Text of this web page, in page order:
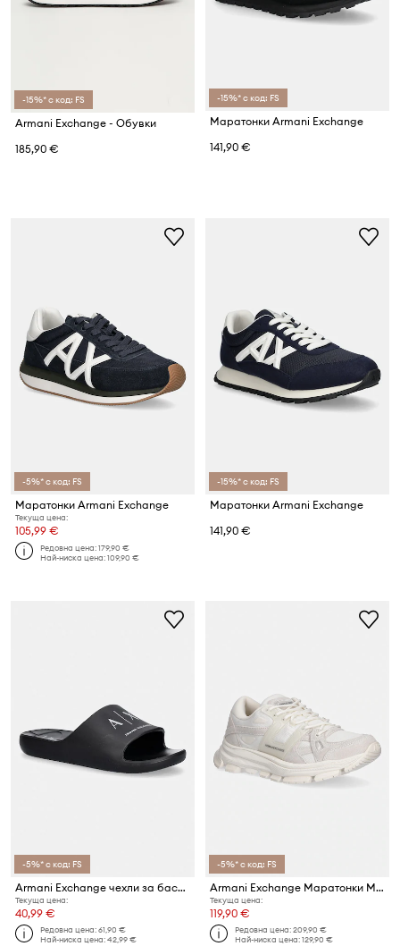
-15%* с код: FS
Armani Exchange - Обувки
185,90 €
-15%* с код: FS
Маратонки Armani Exchange
141,90 €
-5%* с код: FS
Маратонки Armani Exchange
Текуща цена:
105,99 €
Редовна цена:179,90 €
Най-ниска цена:109,90 €
-15%* с код: FS
Маратонки Armani Exchange
141,90 €
-5%* с код: FS
Armani Exchange чехли за басейн мъжки
Текуща цена:
40,99 €
Редовна цена:61,90 €
Най-ниска цена:42,99 €
-5%* с код: FS
Armani Exchange Маратонки Мъжки
Текуща цена:
119,90 €
Редовна цена:209,90 €
Най-ниска цена:129,90 €